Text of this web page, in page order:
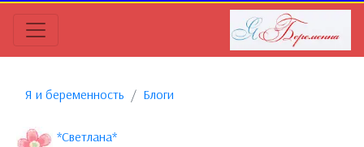
Я и беременность Блоги
*Светлана*